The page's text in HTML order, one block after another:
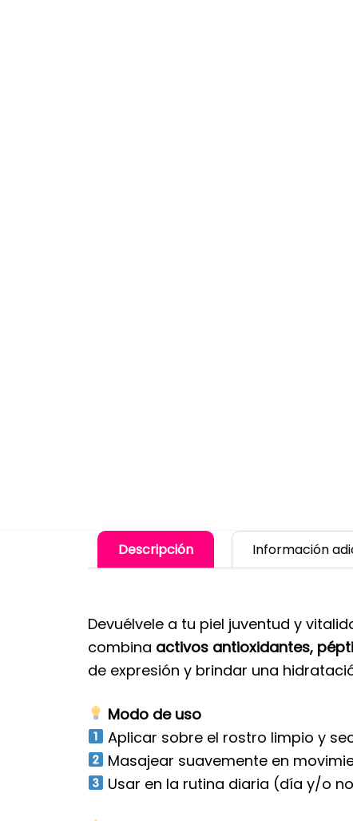
Descripción Información
Devuélvele a tu piel juventud y
combina activos antioxidantes,
de expresión y brindar una
Modo de uso
Aplicar sobre el rostro limpio y
Masajear suavemente en
Usar en la rutina diaria (día y/o